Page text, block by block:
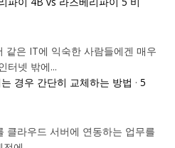
같은 IT에 익숙한 사람들에겐 매우
터넷 밖에...
경우 간단히 교체하는 방법 · 5
클라우드 서버에 연동하는 업무를